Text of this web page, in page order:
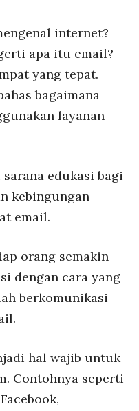
internet?
apa itu email?
yang tepat.
bagaimana
layanan
edukasi bagi
kebingungan
email.
orang semakin
dengan cara yang
berkomunikasi
hal wajib untuk
Contohnya seperti